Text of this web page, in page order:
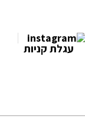
עגלת קניות